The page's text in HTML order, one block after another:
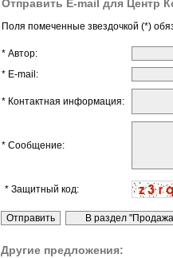
Отправить E-mail для Центр
Поля помеченные звездочкой (*)
* Автор:
* E-mail:
* Контактная информация:
* Сообщение:
* Защитный код:
Другие предложения: